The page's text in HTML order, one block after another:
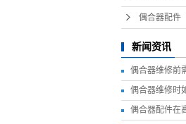
偶合器配件
新闻资讯
偶合器维修前
偶合器维修时
偶合器配件在